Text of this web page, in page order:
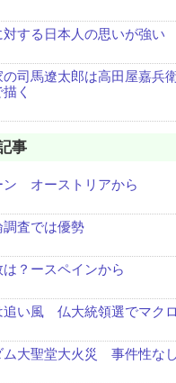
対する日本人の思いが強い
の司馬遼太郎は高田屋嘉兵
く
事
ン オーストリアから
査では優勢
？ースペインから
追い風 仏大統領選でマク
ム大聖堂大火災 事件性な